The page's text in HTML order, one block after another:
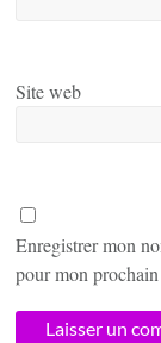
Site web
Enregistrer mon
pour mon